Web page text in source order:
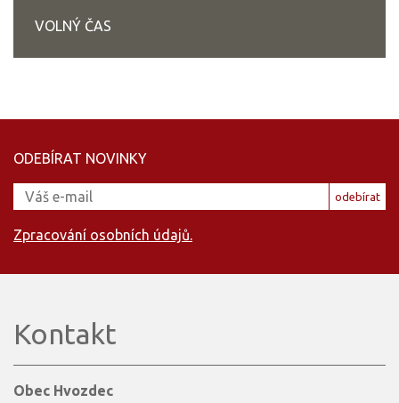
VOLNÝ ČAS
ODEBÍRAT NOVINKY
odebírat
Zpracování osobních údajů.
Kontakt
Obec Hvozdec